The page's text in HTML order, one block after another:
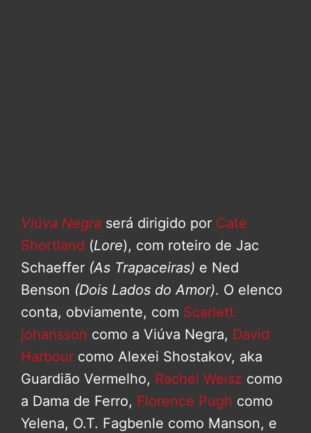
Viúva Negra será dirigido por Cate
Shortland (Lore), com roteiro de Jac
Schaeffer (As Trapaceiras) e Ned
Benson (Dois Lados do Amor). O elenco
conta, obviamente, com Scarlett
johansson como a Viúva Negra, David
Harbour como Alexei Shostakov, aka
Guardião Vermelho, Rachel Weisz como
a Dama de Ferro, Florence Pugh como
Yelena, O.T. Fagbenle como Manson, e